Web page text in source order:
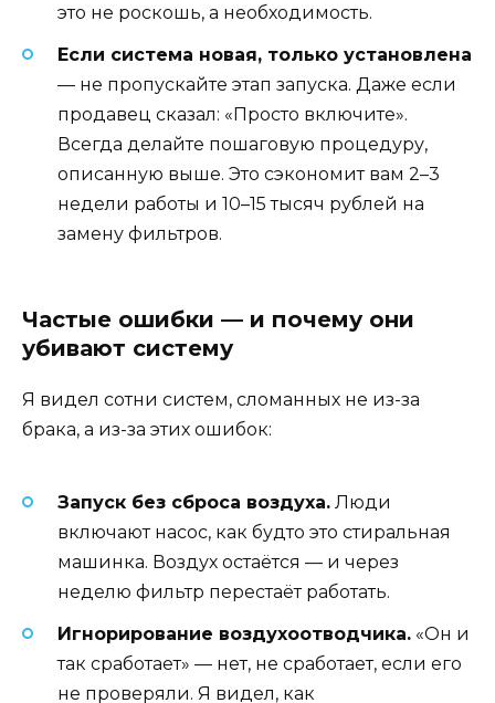
это не роскошь, а необходимость.
Если система новая, только установлена
— не пропускайте этап запуска. Даже если
продавец сказал: «Просто включите».
Всегда делайте пошаговую процедуру,
описанную выше. Это сэкономит вам 2–3
недели работы и 10–15 тысяч рублей на
замену фильтров.
Частые ошибки — и почему они
убивают систему
Я видел сотни систем, сломанных не из-за
брака, а из-за этих ошибок:
Запуск без сброса воздуха. Люди
включают насос, как будто это стиральная
машинка. Воздух остаётся — и через
неделю фильтр перестаёт работать.
Игнорирование воздухоотводчика. «Он и
так сработает» — нет, не сработает, если его
не проверяли. Я видел, как